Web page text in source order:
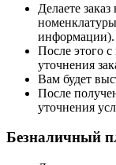
Делаете
информации).
После этого
уточнения
Вам будет
После
уточнения
Безналичный